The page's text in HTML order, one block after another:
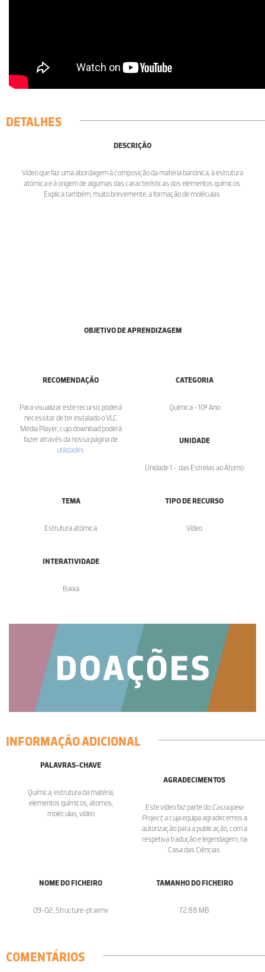
DETALHES
DESCRIÇÃO
Vídeo que faz uma abordagem à composição da matéria bariónica, à estrutura
atómica e à origem de algumas das características dos elementos químicos.
Explica também, muito brevemente, a formação de moléculas.
OBJETIVO DE APRENDIZAGEM
RECOMENDAÇÃO
Para visualizar este recurso, poderá
necessitar de ter instalado o VLC
Media Player, cujo download poderá
fazer através da nossa página de
utilidades
CATEGORIA
Química - 10º Ano
UNIDADE
Unidade 1 - das Estrelas ao Átomo
TEMA
Estrutura atómica
TIPO DE RECURSO
Vídeo
INTERATIVIDADE
Baixa
INFORMAÇÃO ADICIONAL
PALAVRAS-CHAVE
Química, estrutura da matéria,
elementos químicos, átomos,
moléculas, vídeo
AGRADECIMENTOS
Este vídeo faz parte do Cassiopeia
Project, a cuja equipa agradecemos a
autorização para a publicação, com a
respetiva tradução e legendagem, na
Casa das Ciências.
NOME DO FICHEIRO
09-02_Structure-pt.wmv
TAMANHO DO FICHEIRO
72.88 MB
COMENTÁRIOS